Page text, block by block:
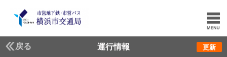
戻る 運行情報 更新